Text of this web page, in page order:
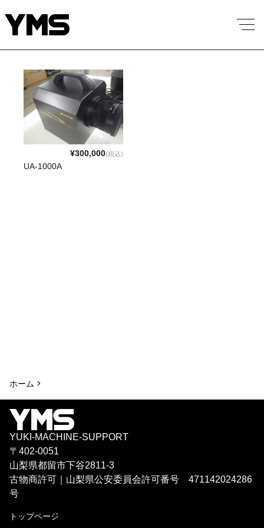
¥300,000(税込)
UA-1000A
ホーム >
YUKI-MACHINE-SUPPORT
〒402-0051
山梨県都留市下谷2811-3
古物商許可｜山梨県公安委員会許可番号 471142024286
号
トップページ